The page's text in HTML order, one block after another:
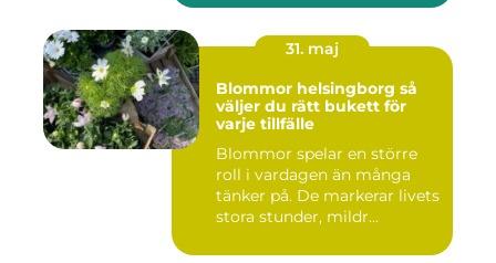
31. maj
Blommor helsingborg så
väljer du rätt bukett för
varje tillfälle
Blommor spelar en större
roll i vardagen än många
tänker på. De markerar livets
stora stunder, mildr...